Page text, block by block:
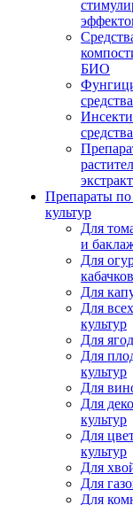
БИО
Препараты
культур
Для
и
Для
кабачков
Для
Для
культур
Для
Для
культур
Для
Для
культур
Для
культур
Для
Для
Для